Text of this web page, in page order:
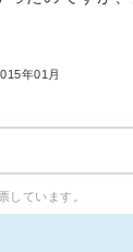
年01月
しています。